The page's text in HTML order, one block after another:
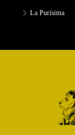
La Purísima